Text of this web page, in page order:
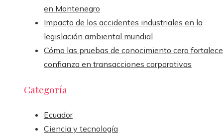
en Montenegro
Impacto de los accidentes industriales en la
legislación ambiental mundial
Cómo las pruebas de conocimiento cero
confianza en transacciones corporativas
Categoría
Ecuador
Ciencia y tecnología